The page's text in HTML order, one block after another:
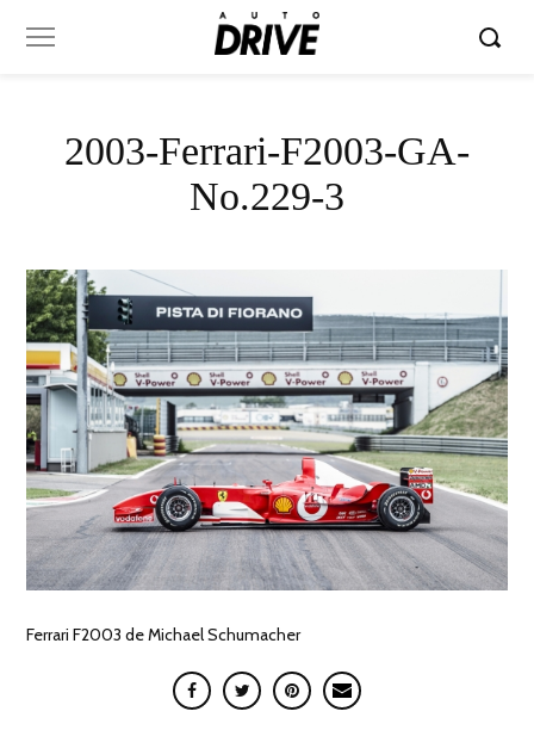
2003-Ferrari-F2003-GA-
No.229-3
Ferrari F2003 de Michael Schumacher